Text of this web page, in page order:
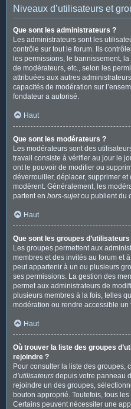
Niveaux d’utilisateurs et
Que sont les administrateurs ?
Les administrateurs sont les
contrôle sur tout le forum. Ils
les permissions, le bannissement,
de modérateurs, etc., selon les
attribuées aux autres
capacités de modération sur
fondateur a autorisé.
Haut
Que sont les modérateurs ?
Les modérateurs sont des
travail consiste à vérifier au jour le
ont le pouvoir de modifier ou
déverrouiller, déplacer, supprimer et
modèrent. Généralement, les
partent en hors-sujetou publient du
Haut
Que sont les groupes d’utilisateurs
Les groupes permettent aux
membres et des invités au forum et
peut appartenir à un ou plusieurs
ses permissions. La gestion des
permet aux administrateurs de
plusieurs membres à la fois, telles
modération ou rendre accessible un
Haut
Où trouver la liste des groupes
rejoindre ?
Pour consulter la liste des groupes,
d’utilisateurs depuis votre panneau
rejoindre un des groupes,
bouton approprié. Toutefois, tous
Certains peuvent nécessiter une